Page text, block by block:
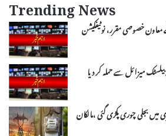
Trending News
معاون خصوصی مقرر، نوٹیفکیشن
میزائل سے حملہ کر دیا
میں بجلی چوری پکڑی گئی ،مالکان